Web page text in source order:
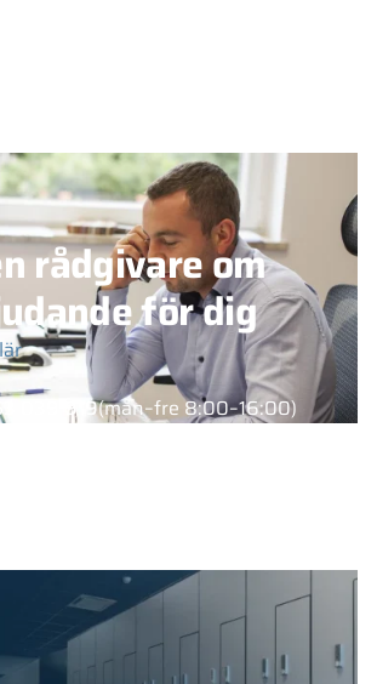
rådgivare om
för dig
039 919(mån–fre 8:00–16:00)